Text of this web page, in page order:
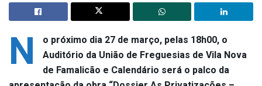
N
o próximo dia 27 de março, pelas 18h00, o
Auditório da União de Freguesias de Vila Nova
de Famalicão e Calendário será o palco da